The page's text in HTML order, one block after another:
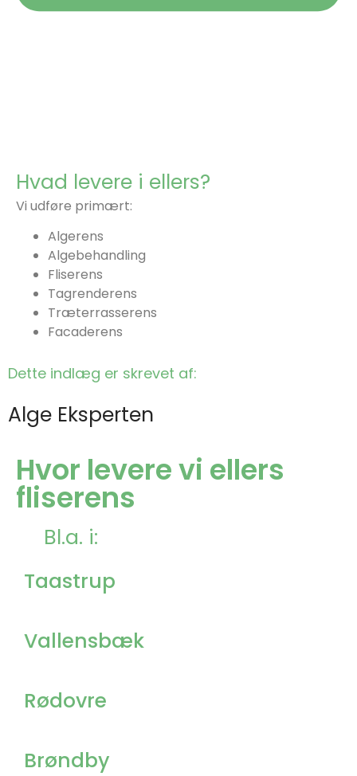
Hvad levere i ellers?
Vi udføre primært:
Algerens
Algebehandling
Fliserens
Tagrenderens
Træterrasserens
Facaderens
Dette indlæg er skrevet af:
Alge Eksperten
Hvor levere vi ellers
fliserens
Bl.a. i:
Taastrup
Vallensbæk
Rødovre
Brøndby